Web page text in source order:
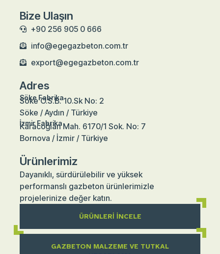
Bize Ulaşın
+90 256 905 0 666
info@egegazbeton.com.tr
export@egegazbeton.com.tr
Adres
Söke Fabrika
Söke O.S.B. 10.Sk No: 2
Söke / Aydın / Türkiye
İzmir Fabrika
Karacoğlan Mah. 6170/1 Sok. No: 7
Bornova / İzmir / Türkiye
Ürünlerimiz
Dayanıklı, sürdürülebilir ve yüksek
performanslı gazbeton ürünlerimizle
projelerinize değer katın.
ÜRÜNLERI İNCELE
GAZBETON MALZEME VE TUTKAL